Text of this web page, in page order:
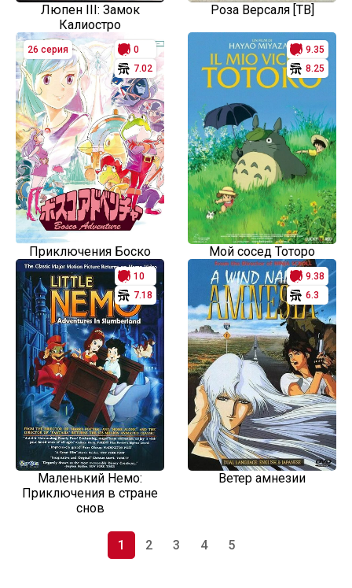
Люпен III: Замок
Калиостро
Роза Версаля [ТВ]
26 серия
0
7.02
Приключения Боско
9.35
8.25
Мой сосед Тоторо
10
7.18
Маленький Немо:
Приключения в стране
снов
9.38
6.3
Ветер амнезии
1 2 3 4 5